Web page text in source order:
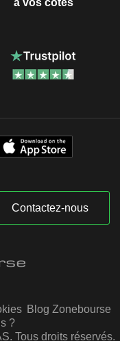
à vos côtés
Contactez-nous
Blog Zonebourse
?
Tous droits réservés.